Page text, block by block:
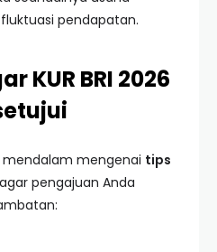
pendapatan.
KUR BRI 2026
mengenai tips
agar pengajuan Anda